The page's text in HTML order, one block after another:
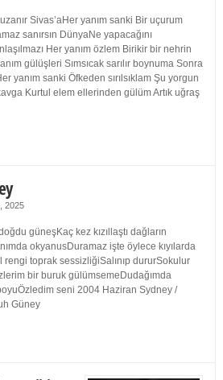
Sivas’aHer yanım sanki Bir uçurum
sanırsın DünyaNe yapacağını
Her yanım özlem Birikir bir nehrin
gülüşleri Sımsıcak sarılır boynuma Sonra
yanım sanki Öfkeden sırılsıklam Şu yorgun
Kurtul elem ellerinden gülüm Artık uğraş
2025
güneşKaç kez kızıllaştı dağların
okyanusDuramaz işte öylece kıyılarda
rengi toprak sessizliğiSalınıp dururSokulur
bir buruk gülümsemeDudağımda
seni 2004 Haziran Sydney /
Güney